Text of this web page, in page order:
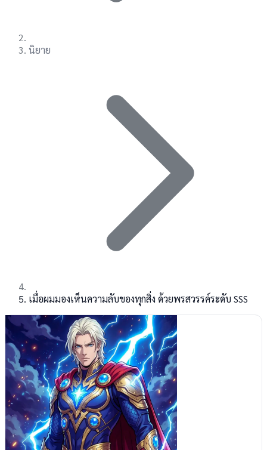
นิยาย
เมื่อผมมองเห็นความลับของทุกสิ่ง ด้วยพรสวรรค์ระดับ SSS